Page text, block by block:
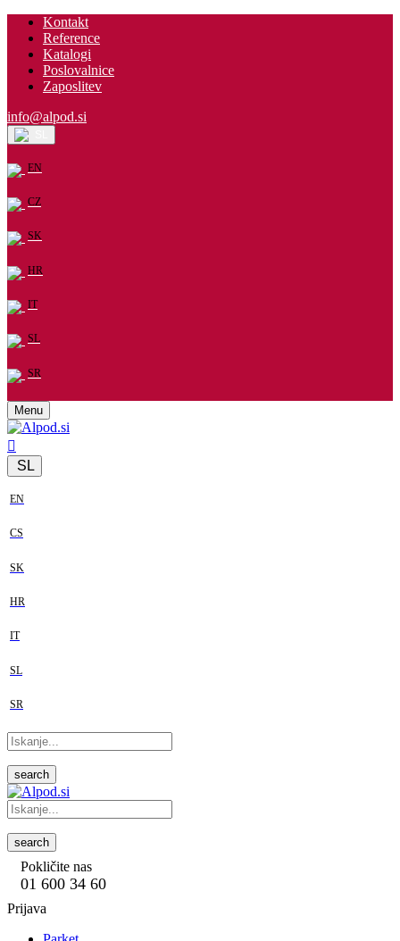
Kontakt
Reference
Katalogi
Poslovalnice
Zaposlitev
info@alpod.si
EN
CZ
SK
HR
IT
SL
SR
Menu
SL
EN
CS
SK
HR
IT
SL
SR
search
search
Pokličite nas
01 600 34 60
Prijava